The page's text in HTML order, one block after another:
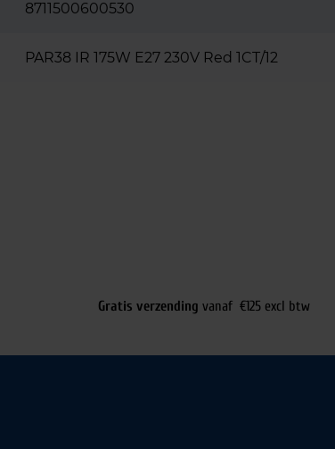
8711500600530
PAR38 IR 175W E27 230V Red 1CT/12
Gratis verzending vanaf €125 excl btw